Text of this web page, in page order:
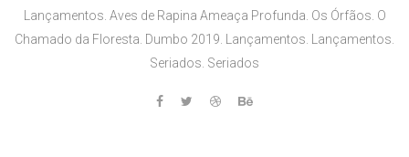
Lançamentos. Aves de Rapina Ameaça Profunda. Os Órfãos. O
Chamado da Floresta. Dumbo 2019. Lançamentos. Lançamentos.
Seriados. Seriados